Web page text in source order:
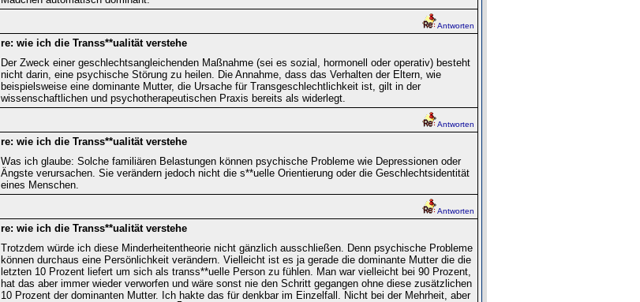
Antworten
re: wie ich die Transs**ualität verstehe
Der Zweck einer geschlechtsangleichenden Maßnahme (sei es sozial, hormonell oder operativ) besteht
nicht darin, eine psychische Störung zu heilen. Die Annahme, dass das Verhalten der Eltern, wie
beispielsweise eine dominante Mutter, die Ursache für Transgeschlechtlichkeit ist, gilt in der
wissenschaftlichen und psychotherapeutischen Praxis bereits als widerlegt.
Antworten
re: wie ich die Transs**ualität verstehe
Was ich glaube: Solche familiären Belastungen können psychische Probleme wie Depressionen oder
Ängste verursachen. Sie verändern jedoch nicht die s**uelle Orientierung oder die Geschlechtsidentität
eines Menschen.
Antworten
re: wie ich die Transs**ualität verstehe
Trotzdem würde ich diese Minderheitentheorie nicht gänzlich ausschließen. Denn psychische Probleme
können durchaus eine Persönlichkeit verändern. Vielleicht ist es ja gerade die dominante Mutter die die
letzten 10 Prozent liefert um sich als transs**uelle Person zu fühlen. Man war vielleicht bei 90 Prozent,
hat das aber immer wieder verworfen und wäre sonst nie den Schritt gegangen ohne diese zusätzlichen
10 Prozent der dominanten Mutter. Ich hakte das für denkbar im Einzelfall. Nicht bei der Mehrheit, aber